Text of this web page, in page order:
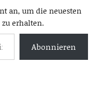
an, um die neuesten
erhalten.
Abonnieren